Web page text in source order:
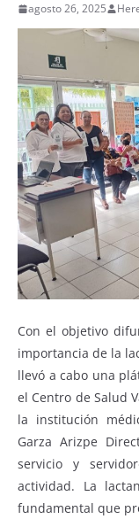
agosto 26, 2025
Con el objetivo
importancia de la
llevó a cabo una
el Centro de Salud
la institución
Garza Arizpe
servicio y
actividad. La
fundamental que